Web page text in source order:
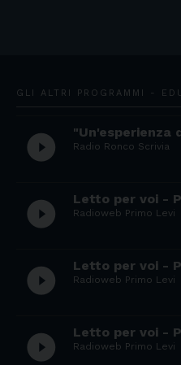
GLI ALTRI PROGRAMMI -
play_circle_filled "Un'esperienza
Radio Ronco Scrivia
play_circle_filled Letto per voi -
Radioweb Primo Levi
play_circle_filled Letto per voi -
Radioweb Primo Levi
play_circle_filled Letto per voi -
Radioweb Primo Levi